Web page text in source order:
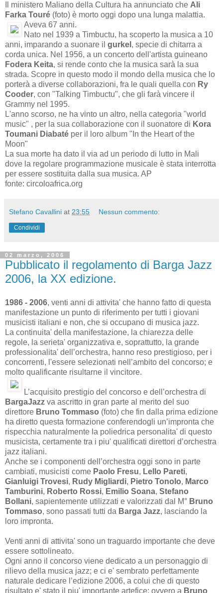
Il ministero Maliano della Cultura ha annunciato che Ali
Farka Touré (foto) è morto oggi dopo una lunga malattia.
Aveva 67 anni.
Nato nel 1939 a Timbuctu, ha scoperto la musica a 10
anni, imparando a suonare il gurkel , specie di chitarra a
corda unica. Nel 1956, a un concerto dell'artista guineano
Fodera Keita, si rende conto che la musica sarà la sua
strada. Scopre in questo modo il mondo della musica che lo
porterà a diverse collaborazioni, fra le quali quella con Ry
Cooder, con "Talking Timbuctu", che gli farà vincere il
Grammy nel 1995.
L'anno scorso, ne ha vinto un altro, nella categoria "world
music" , per la sua collaborazione con il suonatore di Kora
Toumani Diabaté per il loro album "In the Heart of the
Moon"
La sua morte ha dato il via ad un periodo di lutto in Mali
dove la regolare programmazione musicale è stata interrotta
per essere sostituita dalla sua musica. AP
fonte: circoloafrica.org
Stefano Cavallini at 23:55 Nessun commento:
Condividi
02 marzo, 2006
Pubblicato il regolamento di Barga Jazz
2006, la XX edizione.
1986 - 2006, venti anni di attivita' che hanno fatto di questa
manifestazione un punto di riferimento per tutti i giovani
musicisti italiani e non, che si occupano di musica jazz.
La continuita' della manifestazione, la chiarezza delle
regole, la serieta' organizzativa e, soprattutto, la grande
professionalita' dell’orchestra, hanno reso prestigioso, per i
concorrenti, l'essere selezionati nell’ambito del concorso; e
molto qualificante risultarne il vincitore.
L’acquisito prestigio del concorso e dell’orchestra di
BargaJazz va ascritto in gran parte al merito del suo
direttore Bruno Tommaso (foto) che fin dalla prima edizione
ha diretto questa formazione conferendogli un’impronta che
rispecchia naturalmente la poliedrica personalita' di questo
musicista, certamente tra i piu' qualificati direttori d’orchestra
jazz italiani.
Anche se i componenti dell’orchestra oggi sono in parte
cambiati, musicisti come Paolo Fresu, Lello Pareti,
Gianluigi Trovesi, Rudy Migliardi, Pietro Tonolo, Marco
Tamburini, Roberto Rossi, Emilio Soana, Stefano
Bollani, sapientemente utilizzati e valorizzati dal M° Bruno
Tommaso, sono passati tutti da Barga Jazz, lasciando la
loro impronta.
Venti anni di attivita' sono un traguardo importante che deve
essere sottolineato.
Ogni anno il concorso viene dedicato a un personaggio di
rilievo della musica jazz; e ci e' sembrato perfettamente
naturale dedicare l’edizione 2006, a colui che di questo
risultato e' stato il piu' importante artefice: ovvero a Bruno